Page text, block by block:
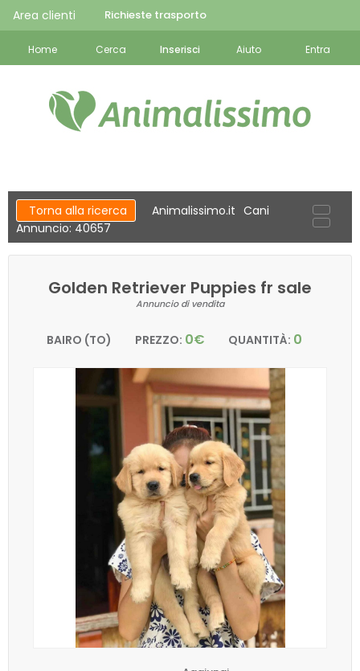
Area clienti Richieste trasporto
Home Cerca Inserisci Aiuto Entra
Torna alla ricerca Animalissimo.it Cani
Annuncio: 40657
Golden Retriever Puppies fr sale
Annuncio di vendita
BAIRO (TO) PREZZO: 0€ QUANTITÀ: 0